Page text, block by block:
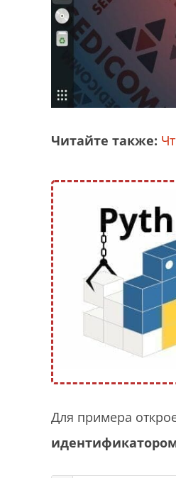
Читайте также:
Для примера